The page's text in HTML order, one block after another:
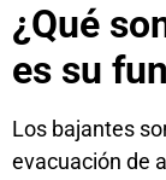
¿Qué
es su
Los bajantes
evacuación de